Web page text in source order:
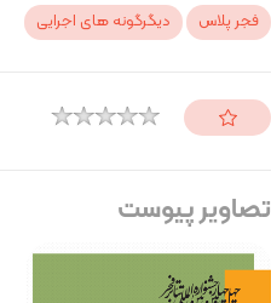
فجر پلاس
دیگرگونه های اجرایی
تصاویر پیوست